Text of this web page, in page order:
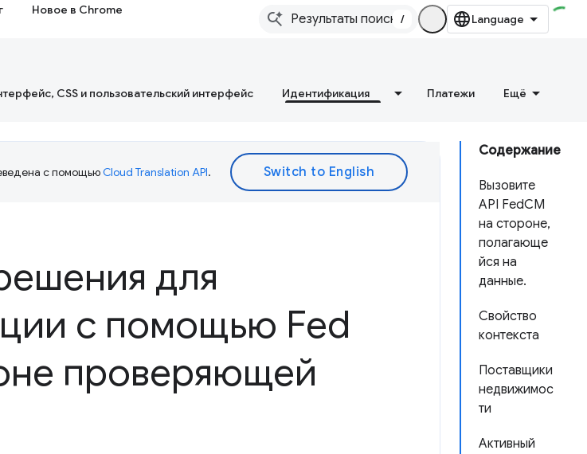
Новое в Chrome
/
CSS и пользовательский интерфейс Идентификация Платежи Ещё
Содержание
Вызовите
API FedCM
на стороне,
полагающе
йся на
данные.
Свойство
контекста
Поставщики
недвижимос
ти
Активный
с помощьюCloud Translation API.
для
с помощью Fed
проверяющей